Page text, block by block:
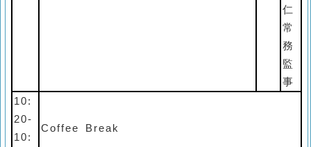
仁
常
務
監
事
10:
20-
10:
Coffee Break